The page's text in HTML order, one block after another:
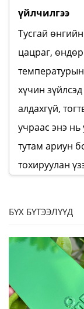
үйлчилгээ
Тусгай
цацраг,
температурын
хүчин
алдахгүй,
учраас энэ нь
тутам ариун
тохируулан
Энэ
нийцсэн
бизнесүүд
поршин
байна.
БҮХ БҮТЭЭЛҮҮД